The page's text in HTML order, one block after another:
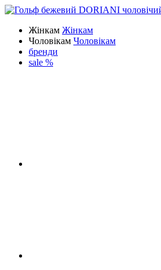
Жінкам Жінкам
Чоловікам Чоловікам
бренди
sale %